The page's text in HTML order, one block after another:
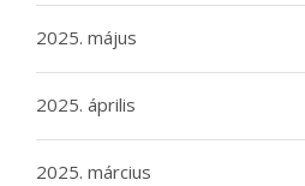
2025. május
2025. április
2025. március